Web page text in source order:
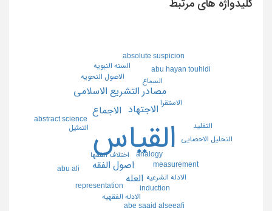
کلیدواژه های مرتبط
القياس
الاجتهاد
اصول الفقه
الاجماع
العله
مصادر التشريع الاسلامي
analogy
measurement
اختلاف الفقها
الادله الشرعيه
الاستقرا
التمثيل
السماع
induction
representation
الادله الفقهيه
الاصول النحويه
التحليل الاحصايي
التقليد
السنه النبويه
abe saaid alseeafi
absolute suspicion
abstract science
abu ali
abu hayan touhidi